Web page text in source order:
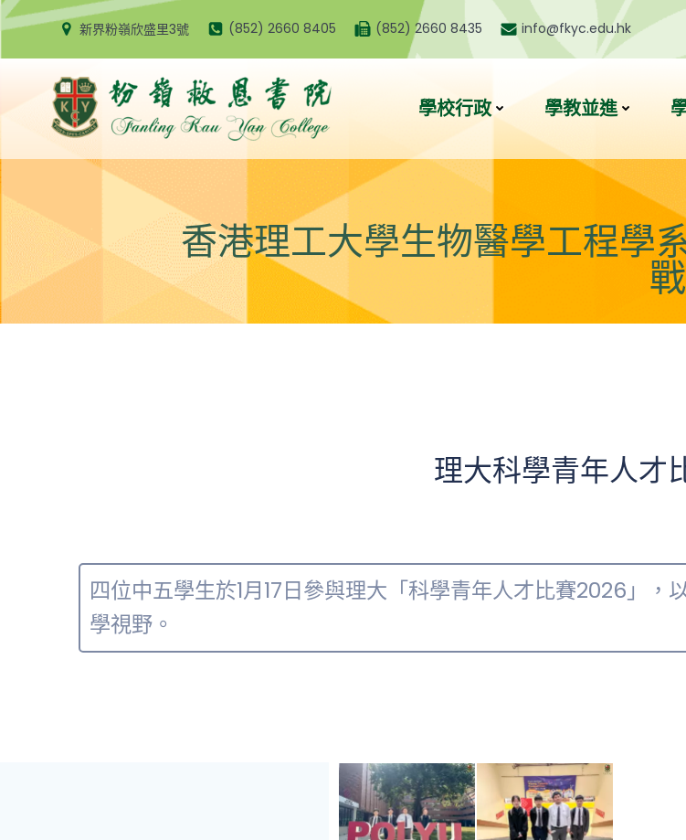
Skip
to
content
新界粉嶺欣盛里3號 (852) 2660 8405 (852) 2660 8435 info@fkyc.edu.hk
學校行政 學教並進
香港理工大學生物醫學工程學
理大科學青年人才
四位中五學生於1月17日參與理大「科學青年人才比賽2026」
學視野。